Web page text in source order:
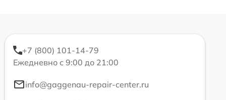
+7 (800) 101-14-79
Ежедневно с 9:00 до 21:00
info@gaggenau-repair-center.ru